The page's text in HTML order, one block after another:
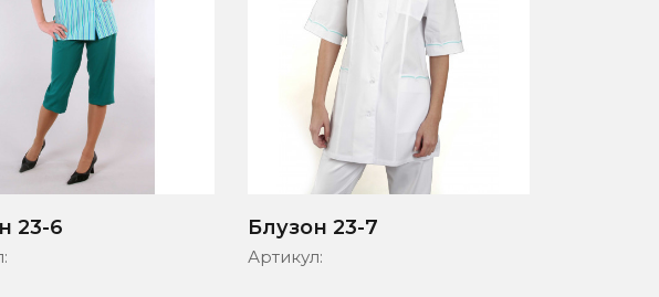
23-6 Блузон 23-7
Артикул: